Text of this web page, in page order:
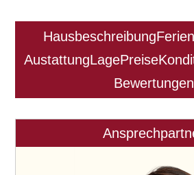
Hausbeschreibung
AustattungLagePreise
Bewertungen